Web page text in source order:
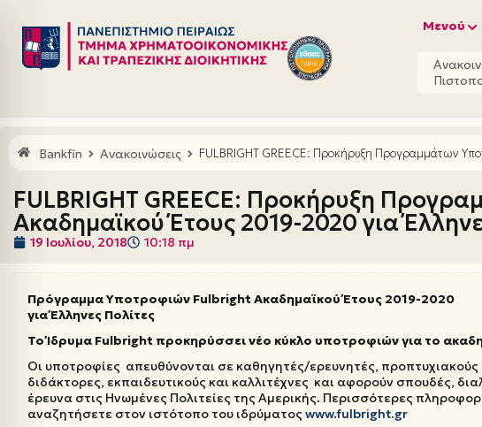
Μεταπηδήστε
στο
Μενού
Bankfin Ανακοινώσεις FULBRIGHT GREECE: Προκήρυξη Προγραμμάτων
FULBRIGHT GREECE: Προκήρυξη
Ακαδημαϊκού Έτους 2019-2020 για
19 Ιουλίου, 2018 10:18 πμ
Πρόγραμμα Υποτροφιών FulbrightΑκαδημαϊκού Έτους 2019-2020
για Έλληνες Πολίτες
ToΊδρυμα Fulbright προκηρύσσει νέο κύκλο υποτροφιών για το
Οι υποτροφίες απευθύνονται σε καθηγητές/ερευνητές,
διδάκτορες, εκπαιδευτικούς και καλλιτέχνες και αφορούν σπουδές,
έρευνα στις Ηνωμένες Πολιτείες της Αμερικής. Περισσότερες
αναζητήσετε στον ιστότοπο του ιδρύματοςwww.fulbright.gr